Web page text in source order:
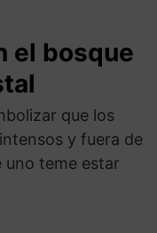
el bosque
que los
y fuera de
uno teme estar